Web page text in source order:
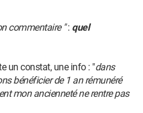
commentaire ": quel
un constat, une info : "dans
bénéficier de 1 an rémunéré
mon ancienneté ne rentre pas